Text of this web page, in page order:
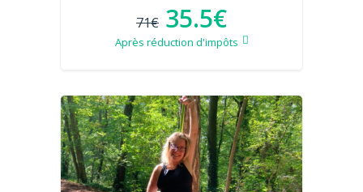
71€ 35.5€
Après réduction d'impôts